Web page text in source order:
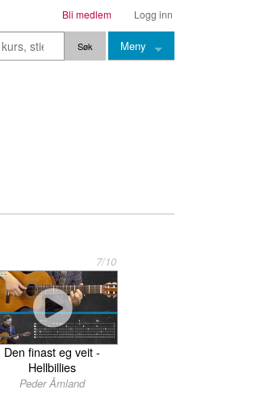
Logg inn
Bli medlem
Meny
Stemming
7/10
Den finast eg veit -
Hellbillies
Peder Åmland